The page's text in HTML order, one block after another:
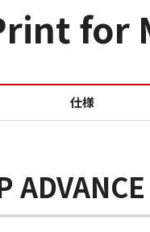
for
サーバーレス
仕様